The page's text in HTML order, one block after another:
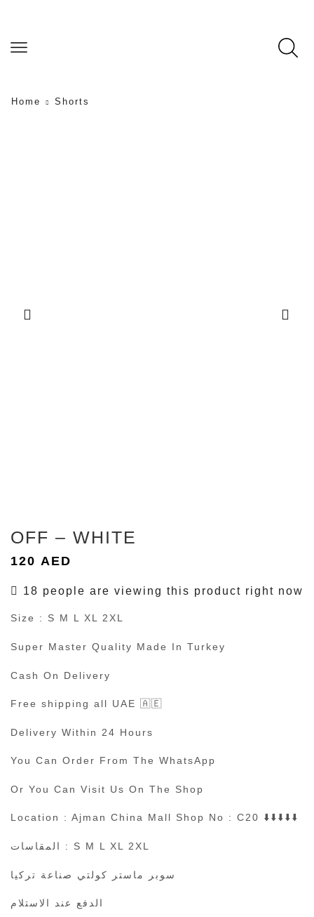
Home Shorts
OFF – WHITE
120 AED
18 people are viewing this product right now
Size : S M L XL 2XL
Super Master Quality Made In Turkey
Cash On Delivery
Free shipping all UAE 🇦🇪
Delivery Within 24 Hours
You Can Order From The WhatsApp
Or You Can Visit Us On The Shop
Location : Ajman China Mall Shop No : C20 ⬇️⬇️⬇️⬇️⬇️
المقاسات : S M L XL 2XL
سوبر ماستر كولتي صناعة تركيا
الدفع عند الاستلام